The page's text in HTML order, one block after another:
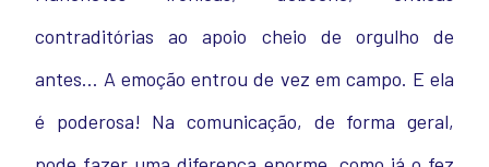
contraditórias ao apoio cheio de orgulho de
antes… A emoção entrou de vez em campo. E ela
é poderosa! Na comunicação, de forma geral,